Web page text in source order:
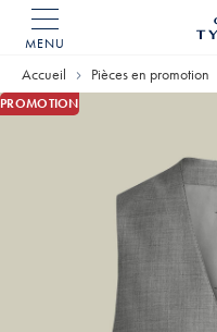
MENU
Tyrwhitt
Accueil Pièces en promotion
PROMOTION